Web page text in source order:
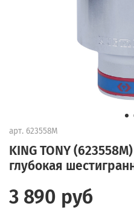
арт. 623558M
KING TONY
глубокая
3 890 руб